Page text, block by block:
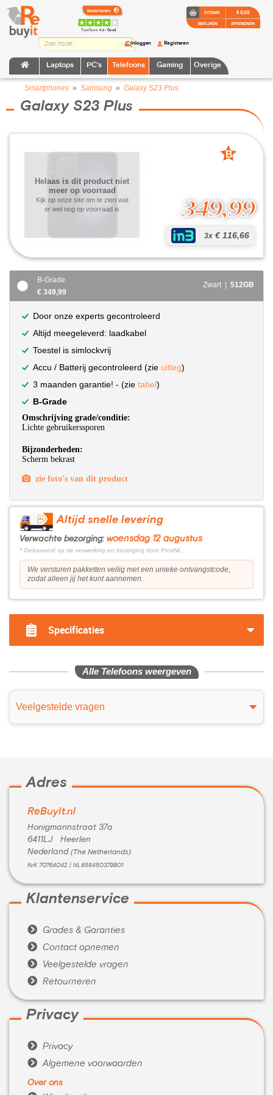
TrustScore:4.2 • Goed
Laptops PC's Telefoons Gaming Overige
Inloggen Registeren
0 ITEMS
BEKIJKEN
€ 0,00
AFREKENEN
Smartphones » Samsung » Galaxy S23 Plus
Galaxy S23 Plus
349,99
3x € 116,66
Helaas is dit product niet
meer op voorraad
Kijk op onze site om te zien wat
er wel nog op voorraad is
B
B-Grade
€ 349,99
Zwart | 512GB
Door onze experts gecontroleerd
Altijd meegeleverd: laadkabel
Toestel is simlockvrij
Accu / Batterij gecontroleerd (zie uitleg)
3 maanden garantie! - (zie tabel)
B-Grade
Omschrijving grade/conditie:
Lichte gebruikerssporen
Bijzonderheden:
Scherm bekrast
zie foto's van dit product
Altijd snelle levering
Verwachte bezorging: woensdag 12 augustus
* Gebaseerd op de verwerking en bezorging door PostNL.
We versturen pakketten veilig met een unieke ontvangstcode,
zodat alleen jij het kunt aannemen.
Specificaties
Alle Telefoons weergeven
Veelgestelde vragen
Adres
ReBuyIt.nl
Honigmannstraat 37a
6411LJ Heerlen
Nederland (The Netherlands)
KvK 70764042 | NL858450379B01
Klantenservice
 Grades & Garanties
 Contact opnemen
 Veelgestelde vragen
 Retourneren
Privacy
 Privacy
 Algemene voorwaarden
Over ons